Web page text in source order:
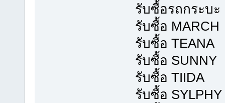
รับซื้อรถกระบะ
รับซื้อ MARCH
รับซื้อ TEANA
รับซื้อ SUNNY
รับซื้อ TIIDA
รับซื้อ SYLPHY